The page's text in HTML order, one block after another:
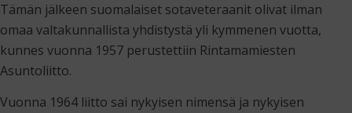
Tämän jälkeen suomalaiset sotaveteraanit olivat ilman
omaa valtakunnallista yhdistystä yli kymmenen vuotta,
kunnes vuonna 1957 perustettiin Rintamamiesten
Asuntoliitto.
Vuonna 1964 liitto sai nykyisen nimensä ja nykyisen